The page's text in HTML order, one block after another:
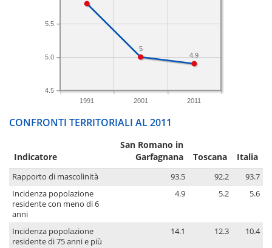
1991 2001 2011
4.5
5.0
5.5
4.9
5
CONFRONTI TERRITORIALI AL 2011
Indicatore
San Romano in
Garfagnana
Toscana Italia
Rapporto di mascolinità 93.5 92.2
93.7
Incidenza popolazione
residente con meno di 6
anni
4.9 5.2 5.6
Incidenza popolazione
residente di 75 anni e più
14.1 12.3 10.4